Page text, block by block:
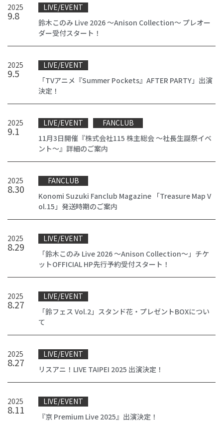
2025
9.8
LIVE/EVENT
鈴木このみ Live 2026 ～Anison Collection～ プレオー
ダー受付スタート！
2025
9.5
LIVE/EVENT
「TVアニメ『Summer Pockets』AFTER PARTY」出演
決定！
2025
9.1
LIVE/EVENT
FANCLUB
11月3日開催『株式会社115 株主総会 ～社長生誕祭イベ
ント～』詳細のご案内
2025
8.30
FANCLUB
Konomi Suzuki Fanclub Magazine 「Treasure Map V
ol.15」発送時期のご案内
2025
8.29
LIVE/EVENT
「鈴木このみ Live 2026 ～Anison Collection～」チケ
ットOFFICIAL HP先行予約受付スタート！
2025
8.27
LIVE/EVENT
「鈴フェス Vol.2」スタンド花・プレゼントBOXについ
て
2025
8.27
LIVE/EVENT
リスアニ！LIVE TAIPEI 2025 出演決定！
2025
8.11
LIVE/EVENT
『京 Premium Live 2025』出演決定！